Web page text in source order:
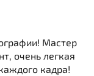
Мастер
очень легкая
кадра!